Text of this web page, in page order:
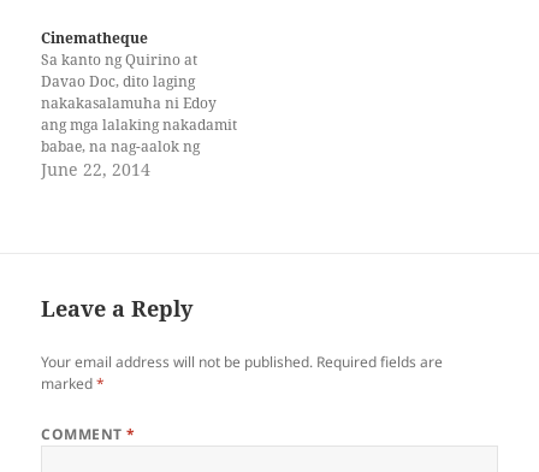
maglakbay sa iba't-ibang
bahagi ng mundo nang ako'y
mangibangbayan. Ngunit
hindi ang mga lugar na
binisita ko ang pagtutuunan
ko ng pansin sa…
Cinematheque
Sa kanto ng Quirino at
Davao Doc, dito laging
nakakasalamuha ni Edoy
ang mga lalaking nakadamit
babae, na nag-aalok ng
panandaliang aliw. Gabi-gabi
dahil ang pagtanggi ang isa
sa mga pinakamahirap na…
June 22, 2014
Leave a Reply
Your email address will not be published. Required fields are
marked*
COMMENT*